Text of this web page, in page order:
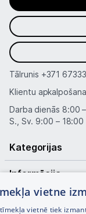
Tālrunis +371
Klientu
Darba dienās 8:00 –
S., Sv. 9:00 – 18:00
Kategorijas
Informācija
Noderīgas saites
vietne
vietnē tiek